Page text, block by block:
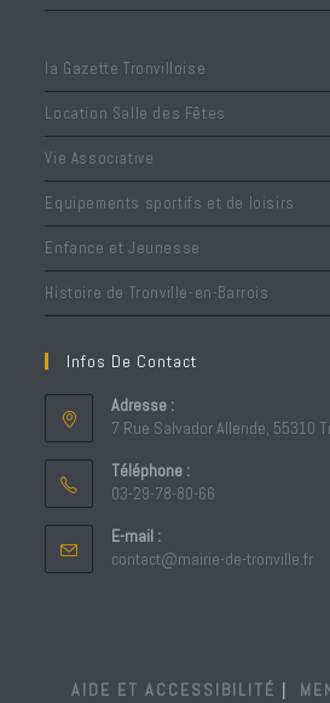
la Gazette Tronvilloise
Location Salle des Fêtes
Vie Associative
Equipements sportifs et de loisirs
Enfance et Jeunesse
Histoire de Tronville-en-Barrois
Infos De Contact
Adresse :
7 Rue Salvador Allende, 55310
Téléphone :
03-29-78-80-66
dans
E-mail :
contact@mairie-de-tronville.fr
AIDE ET ACCESSIBILITÉ